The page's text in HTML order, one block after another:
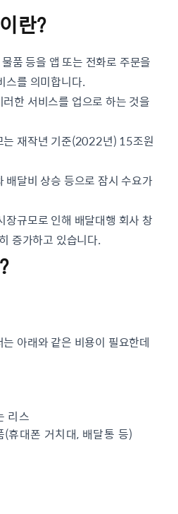
란?
품 등을 앱 또는 전화로 주문을
스를 의미합니다.
한 서비스를 업으로 하는 것을
는 재작년 기준(2022년) 15조원
배달비 상승 등으로 잠시 수요가
장규모로 인해 배달대행 회사 창
증가하고 있습니다.
아래와 같은 비용이 필요한데
리스
휴대폰 거치대, 배달통 등)